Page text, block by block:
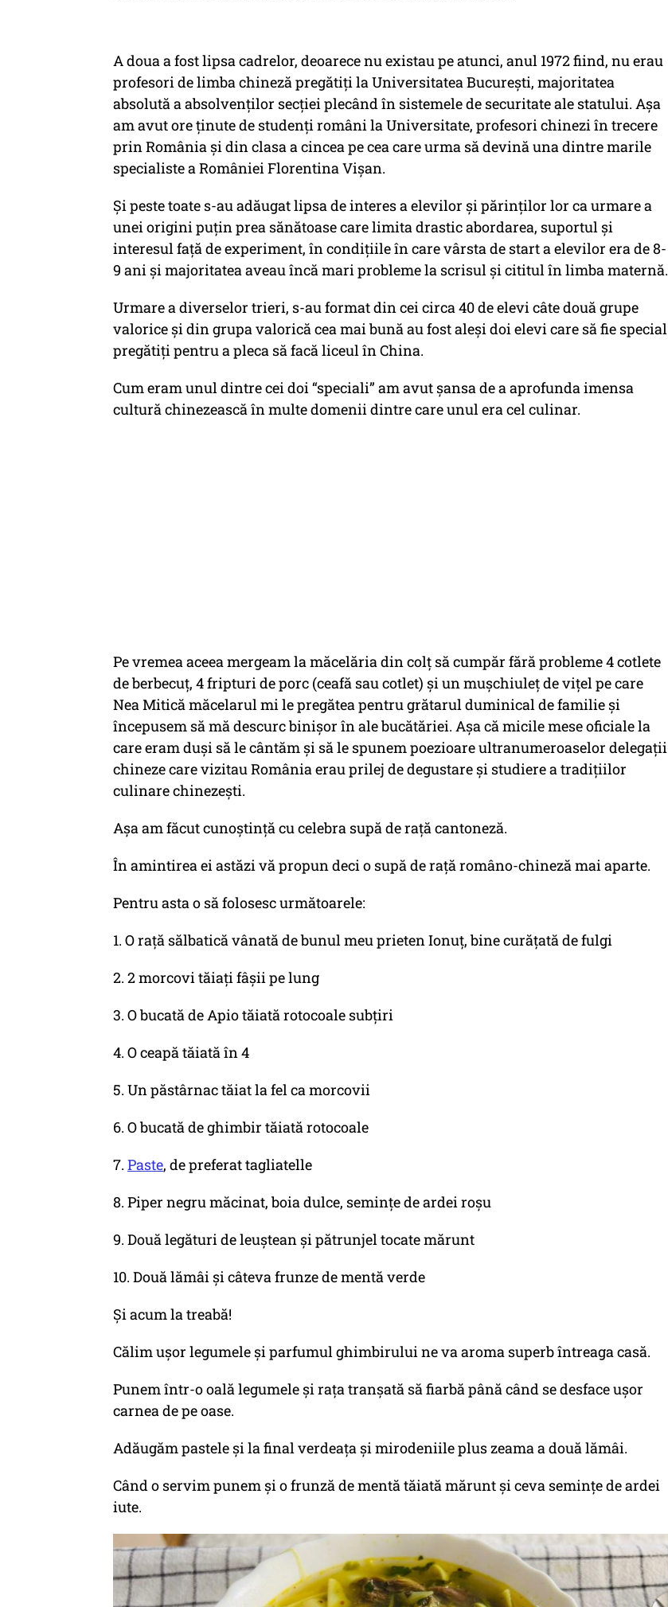
A doua a fost lipsa cadrelor, deoarece nu existau pe atunci, anul 1972 fiind, nu erau
profesori de limba chineză pregătiți la Universitatea București, majoritatea
absolută a absolvenților secției plecând în sistemele de securitate ale statului. Așa
am avut ore ținute de studenți români la Universitate, profesori chinezi în trecere
prin România și din clasa a cincea pe cea care urma să devină una dintre marile
specialiste a României Florentina Vișan.
Și peste toate s-au adăugat lipsa de interes a elevilor și părinților lor ca urmare a
unei origini puțin prea sănătoase care limita drastic abordarea, suportul și
interesul față de experiment, în condițiile în care vârsta de start a elevilor era de 8-
9 ani și majoritatea aveau încă mari probleme la scrisul și cititul în limba maternă.
Urmare a diverselor trieri, s-au format din cei circa 40 de elevi câte două grupe
valorice și din grupa valorică cea mai bună au fost aleși doi elevi care să fie special
pregătiți pentru a pleca să facă liceul în China.
Cum eram unul dintre cei doi “speciali” am avut șansa de a aprofunda imensa
cultură chinezească în multe domenii dintre care unul era cel culinar.
Pe vremea aceea mergeam la măcelăria din colț să cumpăr fără probleme 4 cotlete
de berbecuț, 4 fripturi de porc (ceafă sau cotlet) și un mușchiuleț de vițel pe care
Nea Mitică măcelarul mi le pregătea pentru grătarul duminical de familie și
începusem să mă descurc binișor în ale bucătăriei. Așa că micile mese oficiale la
care eram duși să le cântăm și să le spunem poezioare ultranumeroaselor delegații
chineze care vizitau România erau prilej de degustare și studiere a tradițiilor
culinare chinezești.
Așa am făcut cunoștință cu celebra supă de rață cantoneză.
În amintirea ei astăzi vă propun deci o supă de rață româno-chineză mai aparte.
Pentru asta o să folosesc următoarele:
1. O rață sălbatică vânată de bunul meu prieten Ionuț, bine curățată de fulgi
2. 2 morcovi tăiați fâșii pe lung
3. O bucată de Apio tăiată rotocoale subțiri
4. O ceapă tăiată în 4
5. Un păstârnac tăiat la fel ca morcovii
6. O bucată de ghimbir tăiată rotocoale
7. Paste, de preferat tagliatelle
8. Piper negru măcinat, boia dulce, semințe de ardei roșu
9. Două legături de leuștean și pătrunjel tocate mărunt
10. Două lămâi și câteva frunze de mentă verde
Și acum la treabă!
Călim ușor legumele și parfumul ghimbirului ne va aroma superb întreaga casă.
Punem într-o oală legumele și rața tranșată să fiarbă până când se desface ușor
carnea de pe oase.
Adăugăm pastele și la final verdeața și mirodeniile plus zeama a două lămâi.
Când o servim punem și o frunză de mentă tăiată mărunt și ceva semințe de ardei
iute.